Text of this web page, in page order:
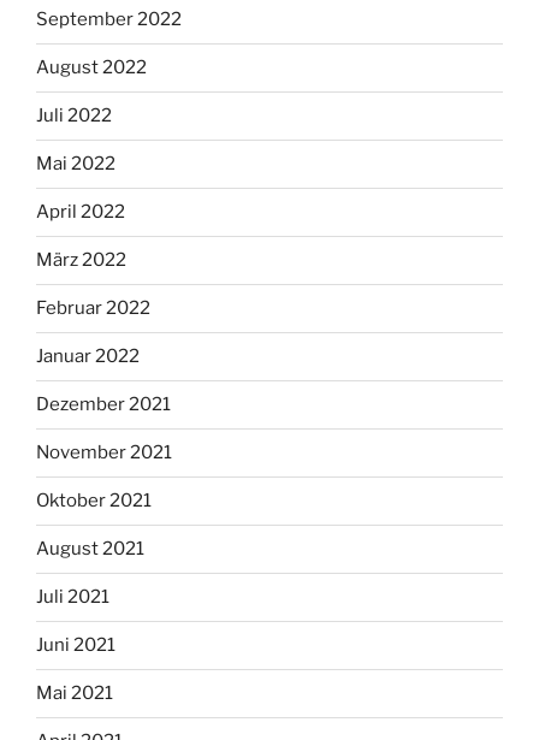
September 2022
August 2022
Juli 2022
Mai 2022
April 2022
März 2022
Februar 2022
Januar 2022
Dezember 2021
November 2021
Oktober 2021
August 2021
Juli 2021
Juni 2021
Mai 2021